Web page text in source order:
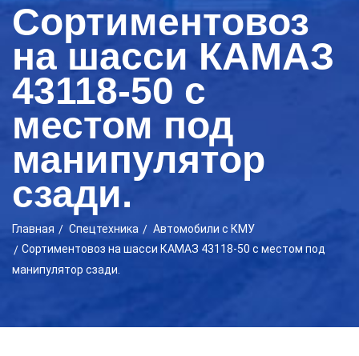
Сортиментовоз
на шасси КАМАЗ
43118-50 с
местом под
манипулятор
сзади.
Главная Cпецтехника
Автомобили с КМУ
Сортиментовоз на шасси КАМАЗ 43118-50 с местом под
манипулятор сзади.